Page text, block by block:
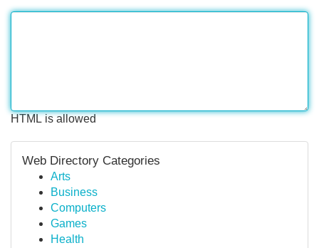
HTML is allowed
Web Directory Categories
Arts
Business
Computers
Games
Health